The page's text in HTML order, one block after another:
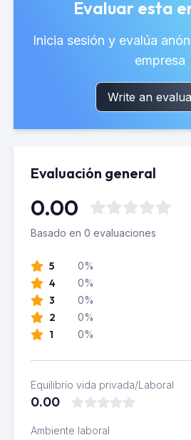
Evaluar esta
Inicia sesión y evalúa
empresa
Write an
Evaluación general
0.00
Basado en 0 evaluaciones
5 0%
4 0%
3 0%
2 0%
1 0%
Equilibrio vida privada/Laboral
0.00
Ambiente laboral